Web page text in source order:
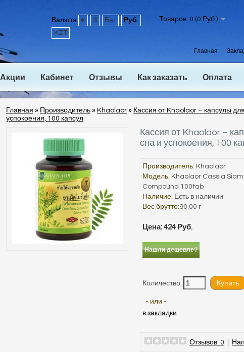
Валюта € $ Бат
Руб.
KZT
Товаров: 0 (0 Руб.)
Главная
Акции Кабинет Отзывы Как заказать Оплата
Главная » Производитель » Khaolaor » Кассия от Khaolaor – капсулы
успокоения, 100 капсул
Кассия от Khaolaor –
сна и успокоения, 100
Производитель: Khaolaor
Модель: Khaolaor Cassia
Compound 100tab
Наличие: Есть в наличии
Вес брутто:90.00 г
Цена: 424 Руб.
Нашли дешевле?
Количество:
- или -
в закладки
Отзывов: 0